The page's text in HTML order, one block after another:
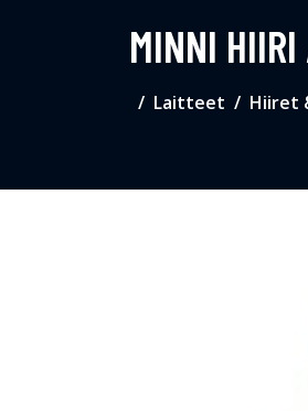
MINNI HIIRI
Laitteet Hiiret